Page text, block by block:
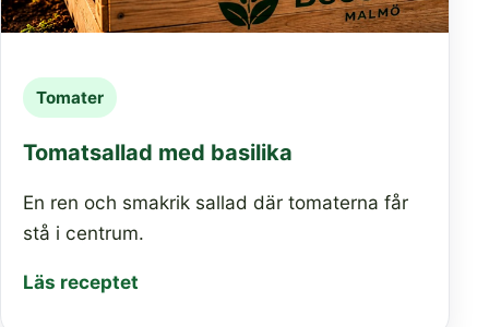
Tomater
Tomatsallad med basilika
En ren och smakrik sallad där tomaterna får
stå i centrum.
Läs receptet